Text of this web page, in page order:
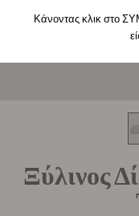
Ξύλινος
Κάνοντας κλικ στο